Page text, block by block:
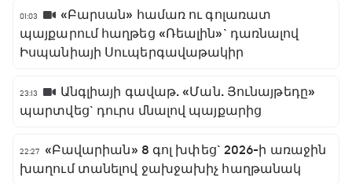
01:03
«Բարսան» համառ ու գոլառատ
պայքարում հաղթեց «Ռեալին»` դառնալով
Իսպանիայի Սուպերգավաթակիր
23:13
Անգլիայի գավաթ. «Ման. Յունայթեդը»
պարտվեց` դուրս մնալով պայքարից
22:27 «Բավարիան» 8 գոլ խփեց` 2026-ի առաջին
խաղում տանելով ջախջախիչ հաղթանակ